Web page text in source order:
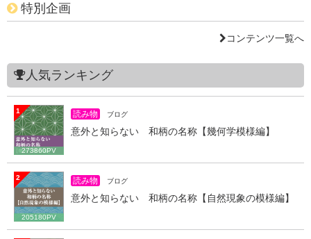
特別企画
コンテンツ一覧へ
人気ランキング
1
273860PV
読み物 ブログ
意外と知らない 和柄の名称【幾何学模様編】
2
205180PV
読み物 ブログ
意外と知らない 和柄の名称【自然現象の模様編】